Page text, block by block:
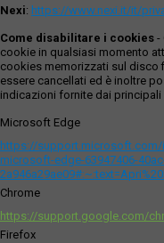
Nexi: https://www.nexi.it/it/
Come disabilitare i cookies -
cookie in qualsiasi momento
cookies memorizzati sul
essere cancellati ed è inoltre
indicazioni fornite dai principali
Microsoft Edge
https://
microsoft-edge-63947406-
Chrome
https://support.google.com/
Firefox